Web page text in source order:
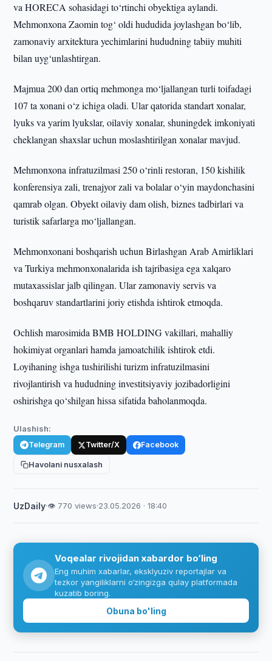
va HORECA sohasidagi to‘rtinchi obyektiga aylandi.
Mehmonxona Zaomin tog‘ oldi hududida joylashgan bo‘lib,
zamonaviy arxitektura yechimlarini hududning tabiiy muhiti
bilan uyg‘unlashtirgan.
Majmua 200 dan ortiq mehmonga mo‘ljallangan turli toifadagi
107 ta xonani o‘z ichiga oladi. Ular qatorida standart xonalar,
lyuks va yarim lyukslar, oilaviy xonalar, shuningdek imkoniyati
cheklangan shaxslar uchun moslashtirilgan xonalar mavjud.
Mehmonxona infratuzilmasi 250 o‘rinli restoran, 150 kishilik
konferensiya zali, trenajyor zali va bolalar o‘yin maydonchasini
qamrab olgan. Obyekt oilaviy dam olish, biznes tadbirlari va
turistik safarlarga mo‘ljallangan.
Mehmonxonani boshqarish uchun Birlashgan Arab Amirliklari
va Turkiya mehmonxonalarida ish tajribasiga ega xalqaro
mutaxassislar jalb qilingan. Ular zamonaviy servis va
boshqaruv standartlarini joriy etishda ishtirok etmoqda.
Ochlish marosimida BMB HOLDING vakillari, mahalliy
hokimiyat organlari hamda jamoatchilik ishtirok etdi.
Loyihaning ishga tushirilishi turizm infratuzilmasini
rivojlantirish va hududning investitsiyaviy jozibadorligini
oshirishga qo‘shilgan hissa sifatida baholanmoqda.
Ulashish:
Telegram Twitter/X Facebook
Havolani nusxalash
UzDaily·👁 770 views·23.05.2026 · 18:40
Voqealar rivojidan xabardor bo‘ling
Eng muhim xabarlar, eksklyuziv reportajlar va
tezkor yangiliklarni o‘zingizga qulay platformada
kuzatib boring.
Obuna bo'ling